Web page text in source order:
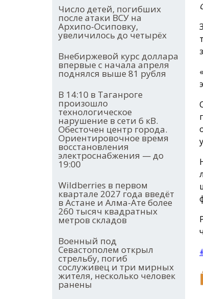
Число детей, погибших
после атаки ВСУ на
Архипо-Осиповку,
увеличилось до четырёх
Внебиржевой курс доллара
впервые с начала апреля
поднялся выше 81 рубля
В 14:10 в Таганроге
произошло
технологическое
нарушение в сети 6 кВ.
Обесточен центр города.
Ориентировочное время
восстановления
электроснабжения — до
19:00
Wildberries в первом
квартале 2027 года введёт
в Астане и Алма-Ате более
260 тысяч квадратных
метров складов
Военный под
Севастополем открыл
стрельбу, погиб
сослуживец и три мирных
жителя, несколько человек
ранены